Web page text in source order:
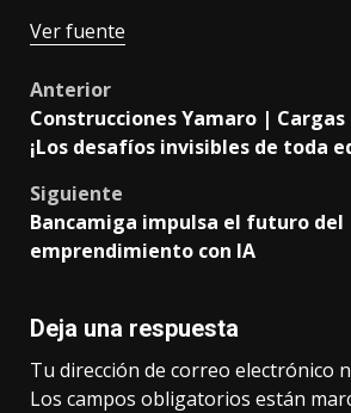
Navegación
de
entradas
Ver fuente
Post
navigation
Anterior
Construcciones Yamaro |
¡Los desafíos invisibles de toda
Siguiente
Bancamiga impulsa el futuro del
emprendimiento con IA
Deja una respuesta
Tu dirección de correo electrónico
Los campos obligatorios están